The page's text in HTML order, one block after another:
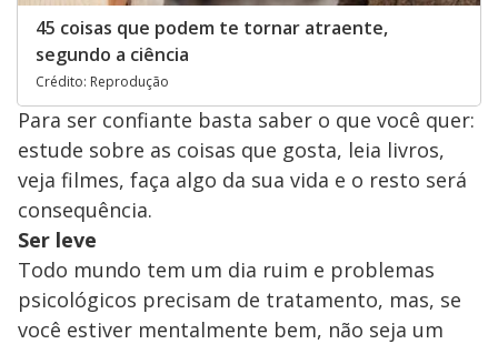
45 coisas que podem te tornar atraente,
segundo a ciência
Crédito: Reprodução
Para ser confiante basta saber o que você quer:
estude sobre as coisas que gosta, leia livros,
veja filmes, faça algo da sua vida e o resto será
consequência.
Ser leve
Todo mundo tem um dia ruim e problemas
psicológicos precisam de tratamento, mas, se
você estiver mentalmente bem, não seja um